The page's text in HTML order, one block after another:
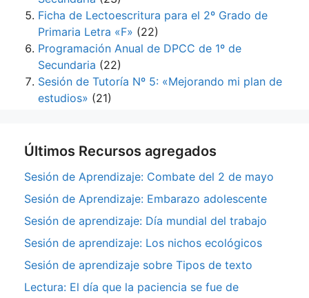
Ficha de Lectoescritura para el 2º Grado de
Primaria Letra «F» (22)
Programación Anual de DPCC de 1º de
Secundaria (22)
Sesión de Tutoría Nº 5: «Mejorando mi plan de
estudios» (21)
Últimos Recursos agregados
Sesión de Aprendizaje: Combate del 2 de mayo
Sesión de Aprendizaje: Embarazo adolescente
Sesión de aprendizaje: Día mundial del trabajo
Sesión de aprendizaje: Los nichos ecológicos
Sesión de aprendizaje sobre Tipos de texto
Lectura: El día que la paciencia se fue de